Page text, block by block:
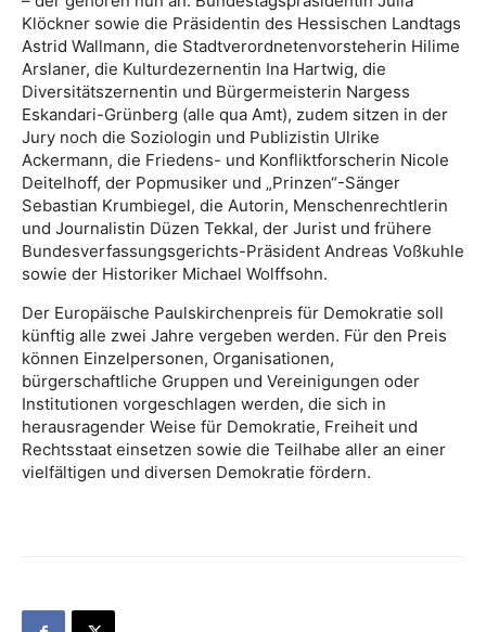
Klöckner sowie die Präsidentin des Hessischen Landtags
Astrid Wallmann, die Stadtverordnetenvorsteherin Hilime
Arslaner, die Kulturdezernentin Ina Hartwig, die
Diversitätszernentin und Bürgermeisterin Nargess
Eskandari-Grünberg (alle qua Amt), zudem sitzen in der
Jury noch die Soziologin und Publizistin Ulrike
Ackermann, die Friedens- und Konfliktforscherin Nicole
Deitelhoff, der Popmusiker und „Prinzen“-Sänger
Sebastian Krumbiegel, die Autorin, Menschenrechtlerin
und Journalistin Düzen Tekkal, der Jurist und frühere
Bundesverfassungsgerichts-Präsident Andreas Voßkuhle
sowie der Historiker Michael Wolffsohn.
Der Europäische Paulskirchenpreis für Demokratie soll
künftig alle zwei Jahre vergeben werden. Für den Preis
können Einzelpersonen, Organisationen,
bürgerschaftliche Gruppen und Vereinigungen oder
Institutionen vorgeschlagen werden, die sich in
herausragender Weise für Demokratie, Freiheit und
Rechtsstaat einsetzen sowie die Teilhabe aller an einer
vielfältigen und diversen Demokratie fördern.